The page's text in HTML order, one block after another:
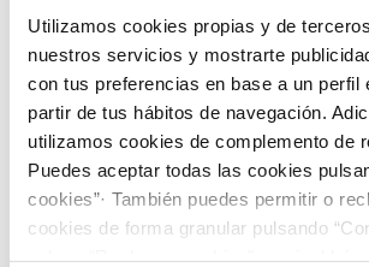
Utilizamos cookies propias y de
nuestros servicios y mostrarte
con tus preferencias en base a un perfil
partir de tus hábitos de navegación.
utilizamos cookies de complemento de
Puedes aceptar todas las cookies
cookies”· También puedes permitir o
cookies de forma granular pulsando
SOREA presente en IWater, el I
Internacional del Ciclo